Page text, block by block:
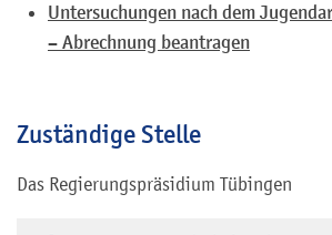
Untersuchungen nach dem
– Abrechnung beantragen
Zuständige Stelle
Das Regierungspräsidium Tübingen